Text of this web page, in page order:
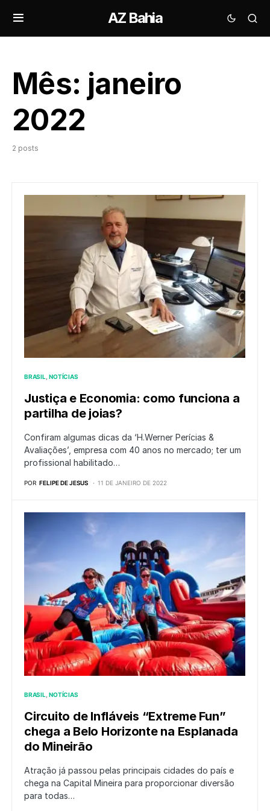
AZ Bahia
Mês: janeiro
2022
2 posts
BRASIL NOTÍCIAS
Justiça e Economia: como funciona a
partilha de joias?
Confiram algumas dicas da ‘H.Werner Perícias &
Avaliações’, empresa com 40 anos no mercado; ter um
profissional habilitado…
POR FELIPE DE JESUS 11 DE JANEIRO DE 2022
BRASIL NOTÍCIAS
Circuito de Infláveis “Extreme Fun”
chega a Belo Horizonte na Esplanada
do Mineirão
Atração já passou pelas principais cidades do país e
chega na Capital Mineira para proporcionar diversão
para todas…